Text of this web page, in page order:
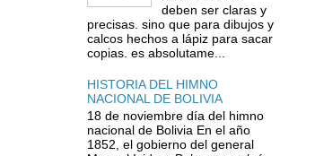
deben ser claras y
precisas. sino que para dibujos y
calcos hechos a lápiz para sacar
copias. es absolutame...
HISTORIA DEL HIMNO
NACIONAL DE BOLIVIA
18 de noviembre día del himno
nacional de Bolivia En el año
1852, el gobierno del general